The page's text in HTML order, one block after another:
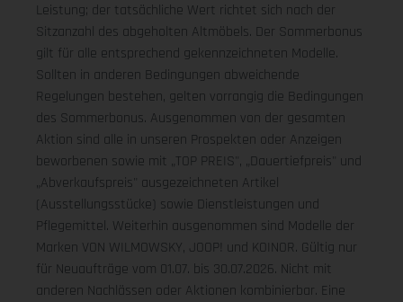
Leistung; der tatsächliche Wert richtet sich nach der
Sitzanzahl des abgeholten Altmöbels. Der Sommerbonus
gilt für alle entsprechend gekennzeichneten Modelle.
Sollten in anderen Bedingungen abweichende
Regelungen bestehen, gelten vorrangig die Bedingungen
des Sommerbonus. Ausgenommen von der gesamten
Aktion sind alle in unseren Prospekten oder Anzeigen
beworbenen sowie mit „TOP PREIS", „Dauertiefpreis" und
„Abverkaufspreis" ausgezeichneten Artikel
(Ausstellungsstücke) sowie Dienstleistungen und
Pflegemittel. Weiterhin ausgenommen sind Modelle der
Marken VON WILMOWSKY, JOOP! und KOINOR. Gültig nur
für Neuaufträge vom 01.07. bis 30.07.2026. Nicht mit
anderen Nachlässen oder Aktionen kombinierbar. Eine